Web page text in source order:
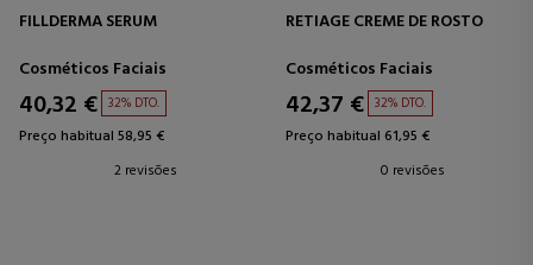
FILLDERMA SERUM
Cosméticos Faciais
40,32 € 32% DTO.
Preço habitual 58,95 €
2 revisões
RETIAGE CREME DE ROSTO
Cosméticos Faciais
42,37 € 32% DTO.
Preço habitual 61,95 €
0 revisões